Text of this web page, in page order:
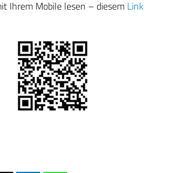
Ihrem Mobile lesen – diesem Link